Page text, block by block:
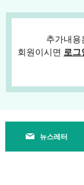
추가내용
회원이시면 로그
뉴스레터